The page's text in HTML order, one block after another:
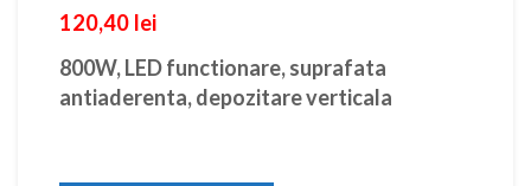
120,40 lei
800W, LED functionare, suprafata
antiaderenta, depozitare verticala